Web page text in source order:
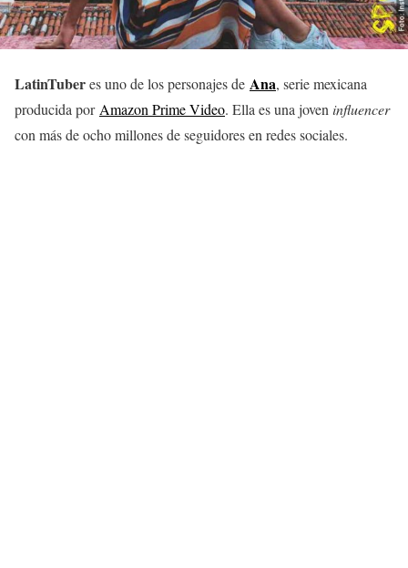
LatinTuberes uno de los personajes de Ana, serie mexicana
producida por Amazon Prime Video. Ella es una joven influencer
con más de ocho millones de seguidores en redes sociales.